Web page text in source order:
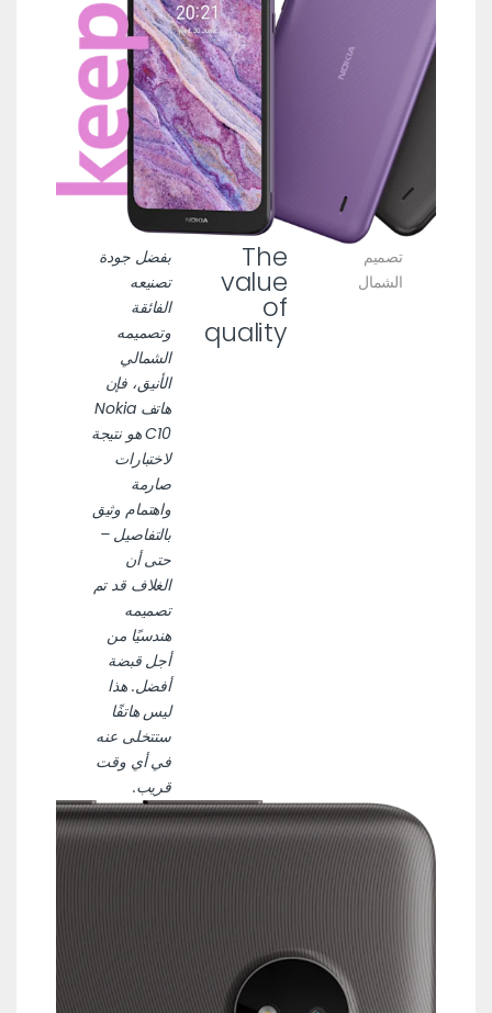
تصميم
الشمال
The
value
of
quality
بفضل جودة
تصنيعه
الفائقة
وتصميمه
الشمالي
الأنيق، فإن
هاتف Nokia
C10 هو نتيجة
لاختبارات
صارمة
واهتمام وثيق
بالتفاصيل –
حتى أن
الغلاف قد تم
تصميمه
هندسيًا من
أجل قبضة
أفضل. هذا
ليس هاتفًا
ستتخلى عنه
في أي وقت
قريب.